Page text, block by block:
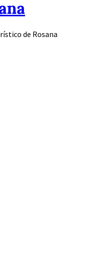
de Rosana